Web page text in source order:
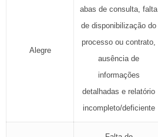
Alegre
abas de consulta, falta
de disponibilização do
processo ou contrato,
ausência de
informações
detalhadas e relatório
incompleto/deficiente